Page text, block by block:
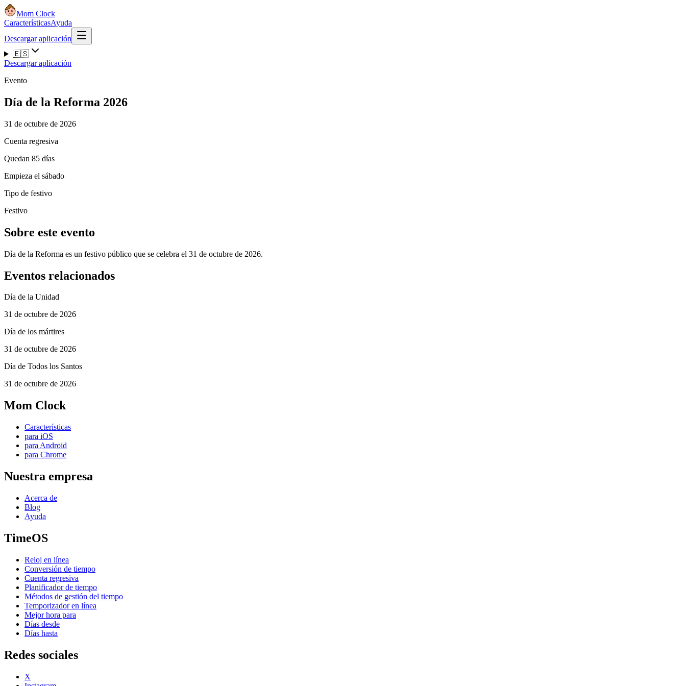
Mom Clock
CaracterísticasAyuda
Descargar aplicación
🇪🇸
Descargar aplicación
Evento
Día de la Reforma 2026
31 de octubre de 2026
Cuenta regresiva
Quedan 85 días
Empieza el sábado
Tipo de festivo
Festivo
Sobre este evento
Día de la Reforma es un festivo público que se celebra el 31 de octubre de 2026.
Eventos relacionados
Día de la Unidad
31 de octubre de 2026
Día de los mártires
31 de octubre de 2026
Día de Todos los Santos
31 de octubre de 2026
Mom Clock
Características
para iOS
para Android
para Chrome
Nuestra empresa
Acerca de
Blog
Ayuda
TimeOS
Reloj en línea
Conversión de tiempo
Cuenta regresiva
Planificador de tiempo
Métodos de gestión del tiempo
Temporizador en línea
Mejor hora para
Días desde
Días hasta
Redes sociales
X